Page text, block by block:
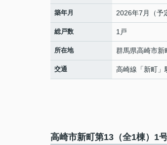
築年月 2026年7月（予
総戸数 1戸
所在地 群馬県高崎市新
交通 高崎線 「新町
高崎市新町第13（全1棟）1